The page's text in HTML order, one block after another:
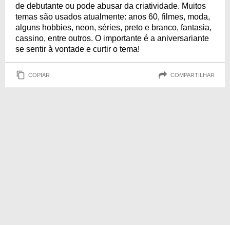
de debutante ou pode abusar da criatividade. Muitos
temas são usados atualmente: anos 60, filmes, moda,
alguns hobbies, neon, séries, preto e branco, fantasia,
cassino, entre outros. O importante é a aniversariante
se sentir à vontade e curtir o tema!
COPIAR COMPARTILHAR